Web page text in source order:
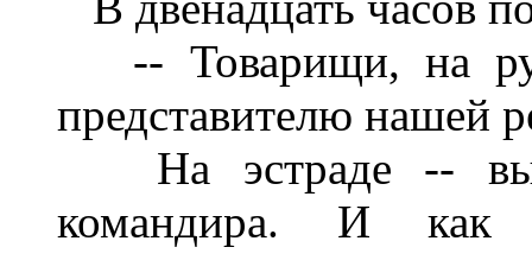
-- Товарищи, на
представителю нашей
На эстраде --
командира. И как